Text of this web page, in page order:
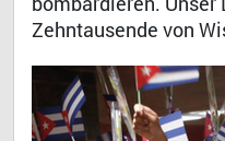
Zehntausende von